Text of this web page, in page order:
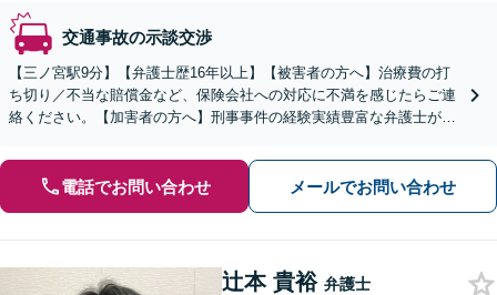
交通事故の示談交渉
【三ノ宮駅9分】【弁護士歴16年以上】【被害者の方へ】治療費の打
ち切り／不当な賠償金など、保険会社への対応に不満を感じたらご連
絡ください。【加害者の方へ】刑事事件の経験実績豊富な弁護士が石
電話でお問い合わせ メールでお問い合わせ
辻本 貴裕 弁護士